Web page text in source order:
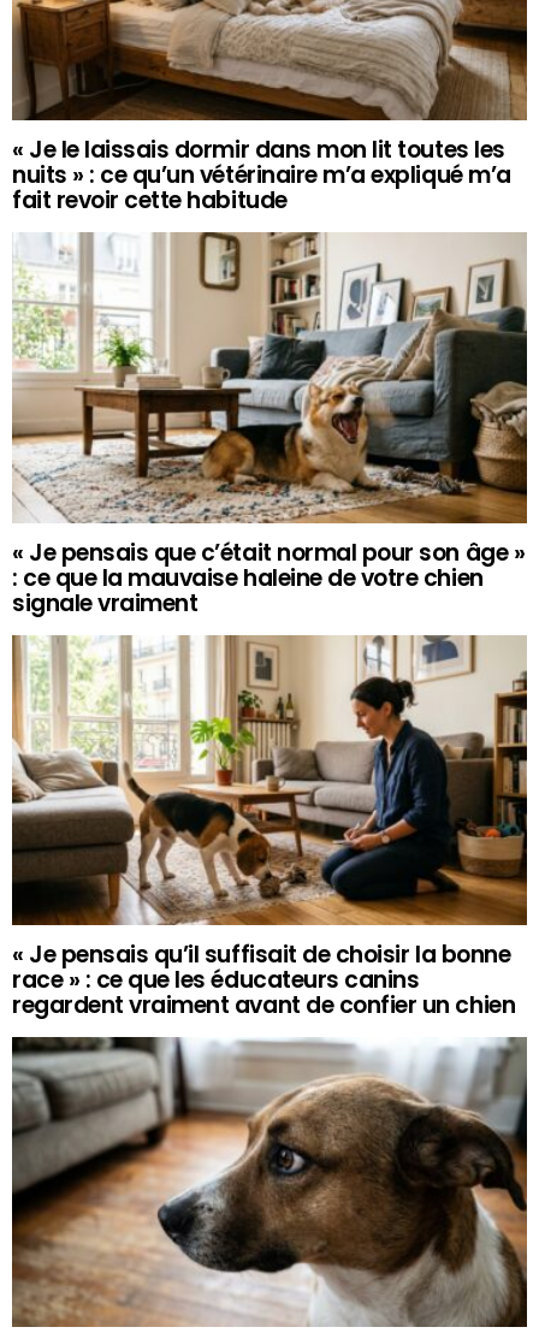
« Je le laissais dormir dans mon lit toutes les
nuits » : ce qu’un vétérinaire m’a expliqué m’a
fait revoir cette habitude
« Je pensais que c’était normal pour son âge »
: ce que la mauvaise haleine de votre chien
signale vraiment
« Je pensais qu’il suffisait de choisir la bonne
race » : ce que les éducateurs canins
regardent vraiment avant de confier un chien